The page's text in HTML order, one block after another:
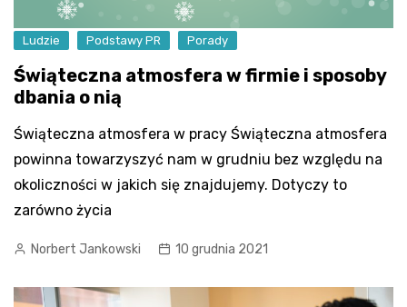
Ludzie Podstawy PR Porady
Świąteczna atmosfera w firmie i sposoby
dbania o nią
Świąteczna atmosfera w pracy Świąteczna atmosfera
powinna towarzyszyć nam w grudniu bez względu na
okoliczności w jakich się znajdujemy. Dotyczy to
zarówno życia
Norbert Jankowski 10 grudnia 2021